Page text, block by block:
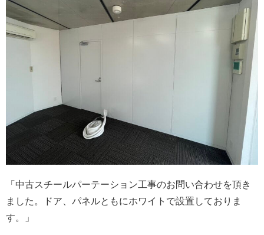
「中古スチールパーテーション工事のお問い合わせを頂き
ました。ドア、パネルともにホワイトで設置しておりま
す。」